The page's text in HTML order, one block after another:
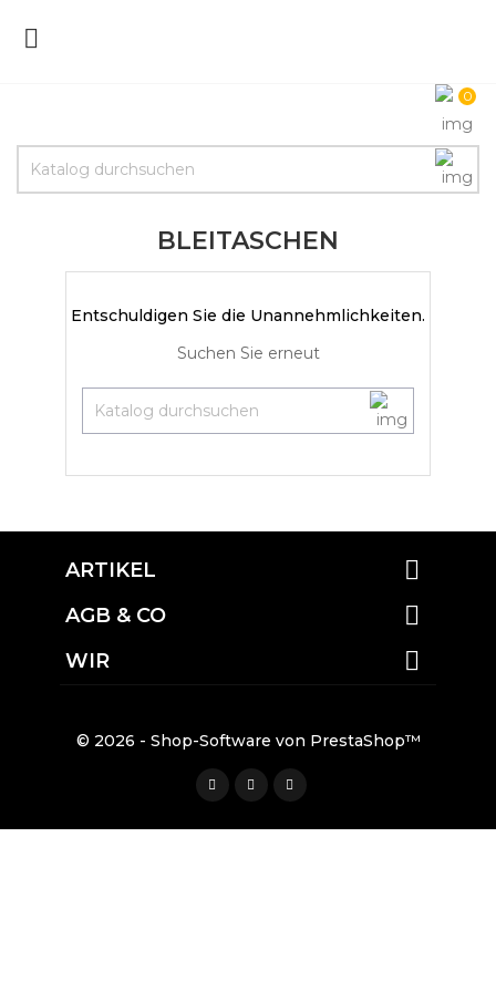

0
BLEITASCHEN
Entschuldigen Sie die Unannehmlichkeiten.
Suchen Sie erneut
ARTIKEL 
AGB & CO 
WIR 
© 2026 - Shop-Software von PrestaShop™